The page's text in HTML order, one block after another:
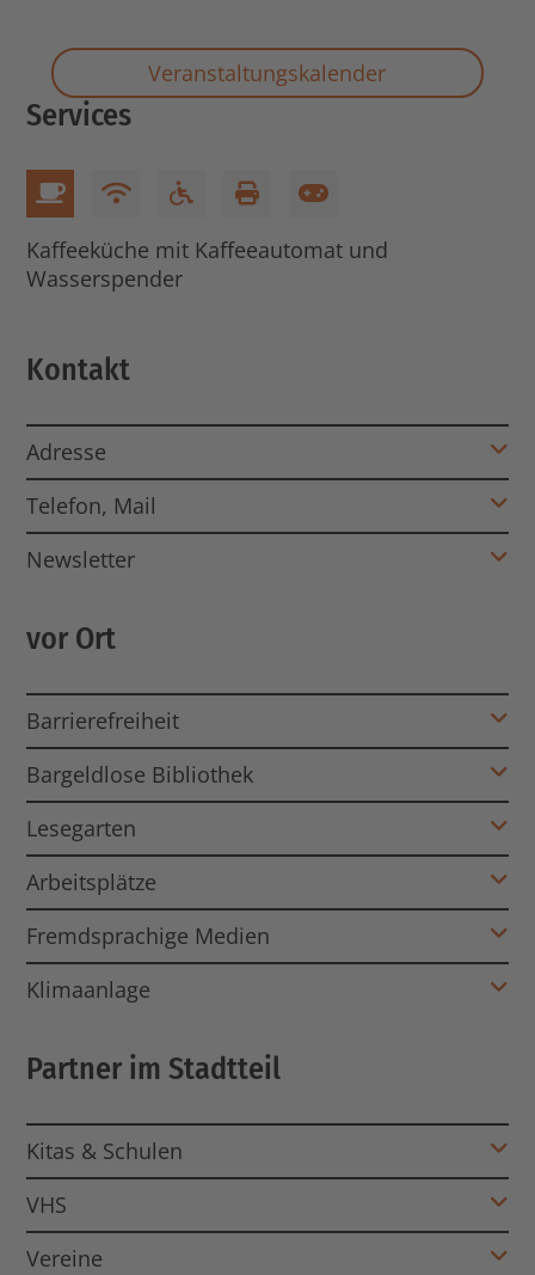
Veranstaltungskalender
Services
Kaffeeküche mit Kaffeeautomat und
Wasserspender
Kontakt
Adresse
Telefon, Mail
Newsletter
vor Ort
Barrierefreiheit
Bargeldlose Bibliothek
Lesegarten
Arbeitsplätze
Fremdsprachige Medien
Klimaanlage
Partner im Stadtteil
Kitas & Schulen
VHS
Vereine